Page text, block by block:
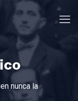
nunca la